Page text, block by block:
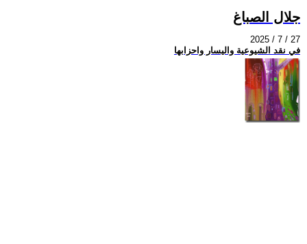
جلال الصباغ
2025 / 7 / 27
في نقد الشيوعية واليسار واحزابها